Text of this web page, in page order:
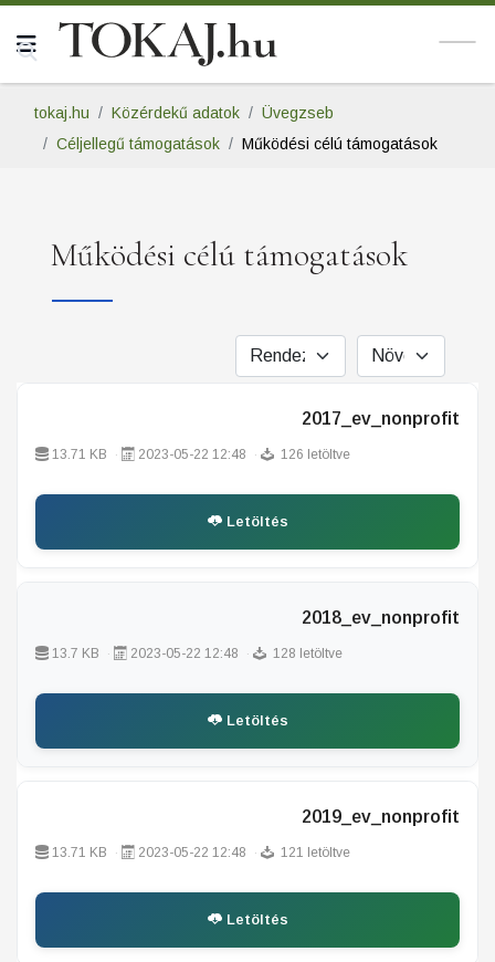
tokaj.hu Közérdekű adatok
Üvegzseb
Céljellegű támogatások
Működési célú támogatások
Működési célú támogatások
2017_ev_nonprofit
13.71 KB 2023-05-22 12:48 126 letöltve
Letöltés
2018_ev_nonprofit
13.7 KB 2023-05-22 12:48 128 letöltve
Letöltés
2019_ev_nonprofit
13.71 KB 2023-05-22 12:48 121 letöltve
Letöltés